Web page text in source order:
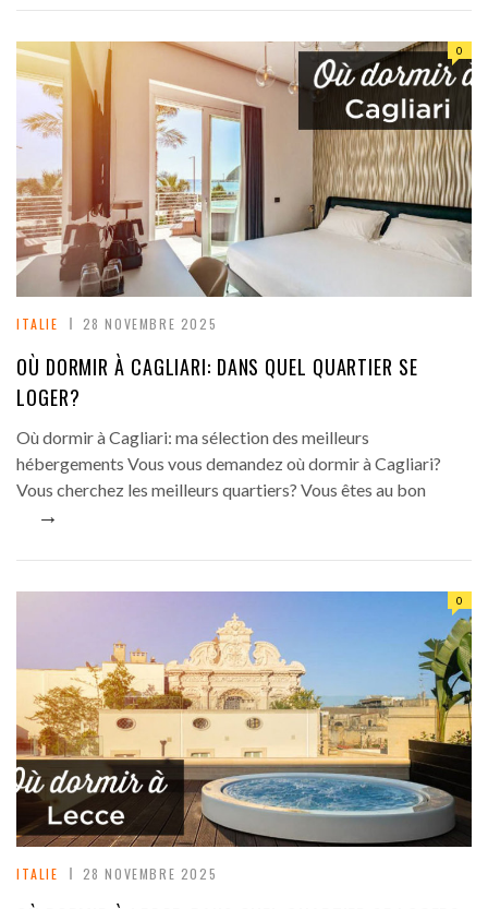
0
ITALIE 28 NOVEMBRE 2025
OÙ DORMIR À CAGLIARI: DANS QUEL QUARTIER SE
LOGER?
Où dormir à Cagliari: ma sélection des meilleurs
hébergements Vous vous demandez où dormir à Cagliari?
Vous cherchez les meilleurs quartiers? Vous êtes au bon
→
0
ITALIE 28 NOVEMBRE 2025